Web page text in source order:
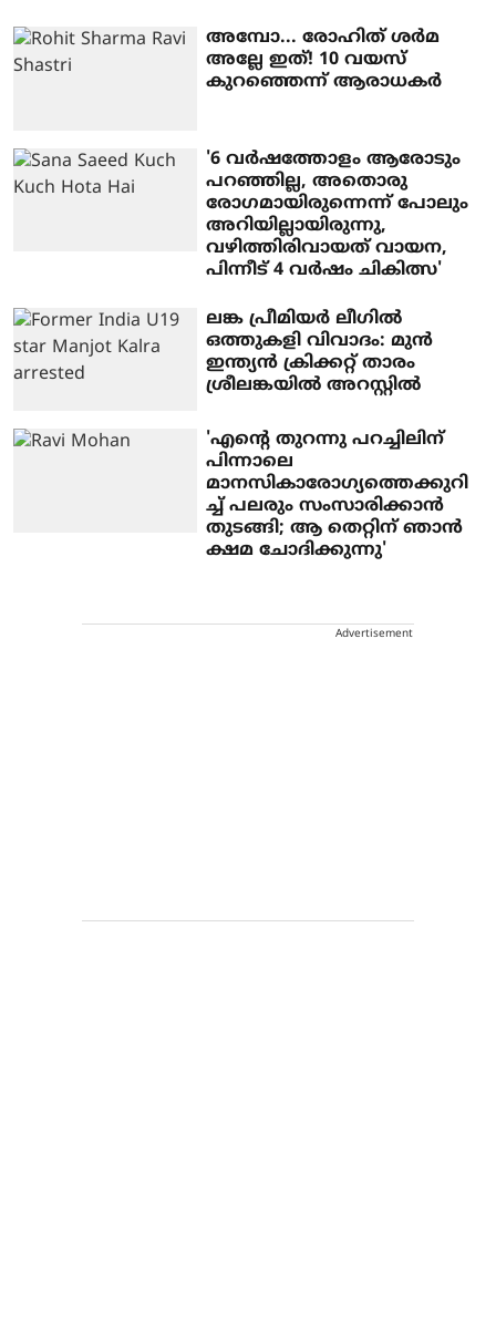
അമ്പോ... രോഹിത് ശർമ
അല്ലേ ഇത്! 10 വയസ്
കുറഞ്ഞെന്ന് ആരാധകർ
'6 വർഷത്തോളം ആരോടും
പറഞ്ഞില്ല, അതൊരു
രോഗമായിരുന്നെന്ന് പോലും
അറിയില്ലായിരുന്നു,
വഴിത്തിരിവായത് വായന,
പിന്നീട് 4 വർഷം ചികിത്സ'
ലങ്ക പ്രീമിയർ ലീഗിൽ
ഒത്തുകളി വിവാദം: മുൻ
ഇന്ത്യൻ ക്രിക്കറ്റ് താരം
ശ്രീലങ്കയിൽ അറസ്റ്റിൽ
'എന്റെ തുറന്നു പറച്ചിലിന്
പിന്നാലെ
മാനസികാരോഗ്യത്തെക്കുറി
ച്ച് പലരും സംസാരിക്കാൻ
തുടങ്ങി; ആ തെറ്റിന് ഞാൻ
ക്ഷമ ചോ​ദിക്കുന്നു'
Advertisement